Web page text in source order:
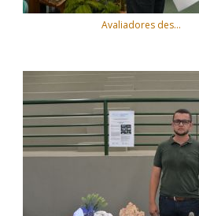
Avaliadores des...